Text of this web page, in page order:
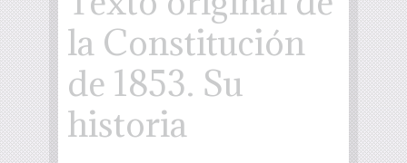
la Constitución
de 1853. Su
historia